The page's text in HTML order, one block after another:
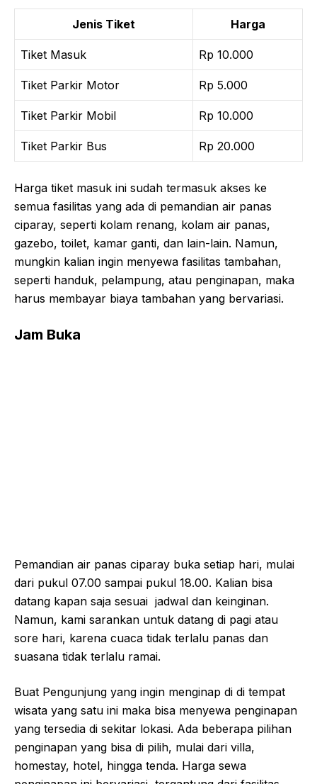
Jenis Tiket Harga
Tiket Masuk Rp 10.000
Tiket Parkir Motor Rp 5.000
Tiket Parkir Mobil Rp 10.000
Tiket Parkir Bus Rp 20.000
Harga tiket masuk ini sudah termasuk akses ke
semua fasilitas yang ada di pemandian air panas
ciparay, seperti kolam renang, kolam air panas,
gazebo, toilet, kamar ganti, dan lain-lain. Namun,
mungkin kalian ingin menyewa fasilitas tambahan,
seperti handuk, pelampung, atau penginapan, maka
harus membayar biaya tambahan yang bervariasi.
Jam Buka
Pemandian air panas ciparay buka setiap hari, mulai
dari pukul 07.00 sampai pukul 18.00. Kalian bisa
datang kapan saja sesuai jadwal dan keinginan.
Namun, kami sarankan untuk datang di pagi atau
sore hari, karena cuaca tidak terlalu panas dan
suasana tidak terlalu ramai.
Buat Pengunjung yang ingin menginap di di tempat
wisata yang satu ini maka bisa menyewa penginapan
yang tersedia di sekitar lokasi. Ada beberapa pilihan
penginapan yang bisa di pilih, mulai dari villa,
homestay, hotel, hingga tenda. Harga sewa